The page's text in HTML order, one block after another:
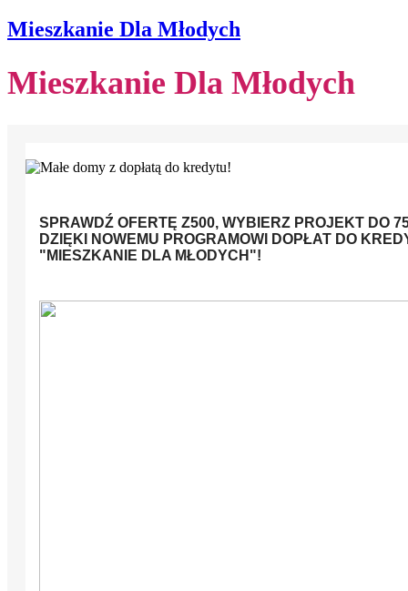
Mieszkanie Dla Młodych
Mieszkanie Dla Młodych
SPRAWDŹ OFERTĘ Z500, WYBIERZ PROJEKT DO
DZIĘKI NOWEMU PROGRAMOWI DOPŁAT DO
"MIESZKANIE DLA MŁODYCH"!